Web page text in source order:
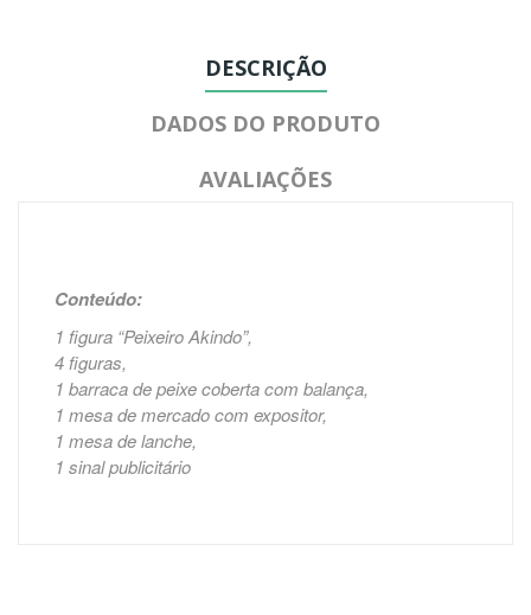
DESCRIÇÃO
DADOS DO PRODUTO
AVALIAÇÕES
Conteúdo:
1 figura “Peixeiro Akindo”,
4 figuras,
1 barraca de peixe coberta com balança,
1 mesa de mercado com expositor,
1 mesa de lanche,
1 sinal publicitário